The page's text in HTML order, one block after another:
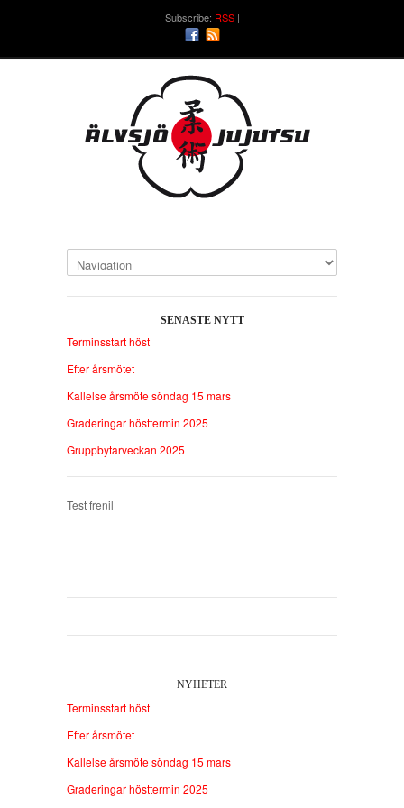
Subscribe: RSS
SENASTE NYTT
Terminsstart höst
Efter årsmötet
Kallelse årsmöte söndag 15 mars
Graderingar hösttermin 2025
Gruppbytarveckan 2025
Test frenil
NYHETER
Terminsstart höst
Efter årsmötet
Kallelse årsmöte söndag 15 mars
Graderingar hösttermin 2025